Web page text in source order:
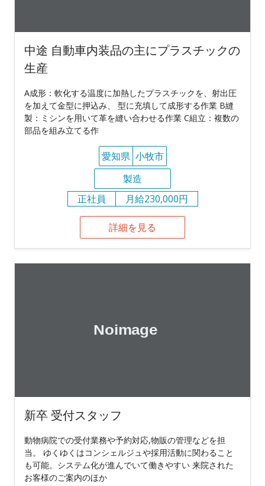
中途 自動車内装品の主にプラスチックの
生産
A成形：軟化する温度に加熱したプラスチックを、射出圧
を加えて金型に押込み、 型に充填して成形する作業 B縫
製：ミシンを用いて革を縫い合わせる作業 C組立：複数の
部品を組み立てる作
愛知県 小牧市
製造
正社員
月給230,000円
詳細を見る
新卒 受付スタッフ
動物病院での受付業務や予約対応,物販の管理などを担
当。 ゆくゆくはコンシェルジュや採用活動に関わること
も可能。システム化が進んでいて働きやすい 来院された
お客様のご案内のほか